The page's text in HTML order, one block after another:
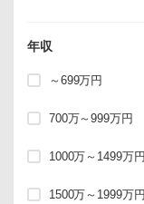
年収
～699万円
700万～999万円
1000万～1499万円
1500万～1999万円